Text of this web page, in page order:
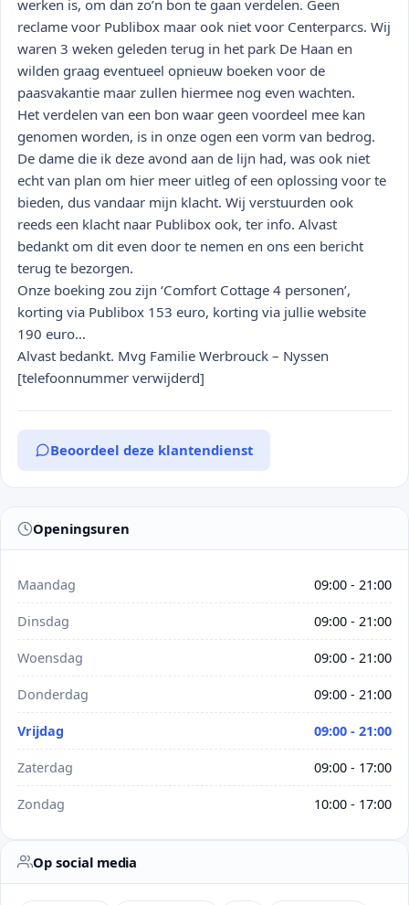
werken is, om dan zo’n bon te gaan verdelen. Geen
reclame voor Publibox maar ook niet voor Centerparcs. Wij
waren 3 weken geleden terug in het park De Haan en
wilden graag eventueel opnieuw boeken voor de
paasvakantie maar zullen hiermee nog even wachten.
Het verdelen van een bon waar geen voordeel mee kan
genomen worden, is in onze ogen een vorm van bedrog.
De dame die ik deze avond aan de lijn had, was ook niet
echt van plan om hier meer uitleg of een oplossing voor te
bieden, dus vandaar mijn klacht. Wij verstuurden ook
reeds een klacht naar Publibox ook, ter info. Alvast
bedankt om dit even door te nemen en ons een bericht
terug te bezorgen.
Onze boeking zou zijn ‘Comfort Cottage 4 personen’,
korting via Publibox 153 euro, korting via jullie website
190 euro…
Alvast bedankt. Mvg Familie Werbrouck – Nyssen
[telefoonnummer verwijderd]
Beoordeel deze klantendienst
Openingsuren
Maandag 09:00 - 21:00
Dinsdag 09:00 - 21:00
Woensdag 09:00 - 21:00
Donderdag 09:00 - 21:00
Vrijdag 09:00 - 21:00
Zaterdag 09:00 - 17:00
Zondag 10:00 - 17:00
Op social media